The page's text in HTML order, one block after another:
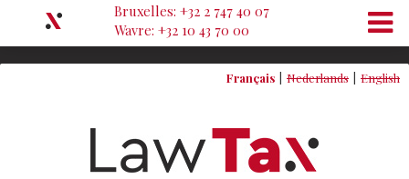
Français Nederlands English
Bruxelles: +32 2 747 40 07
Wavre: +32 10 43 70 00